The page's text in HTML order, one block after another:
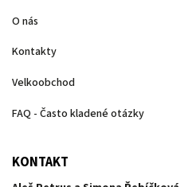
O nás
Kontakty
Velkoobchod
FAQ - Často kladené otázky
KONTAKT